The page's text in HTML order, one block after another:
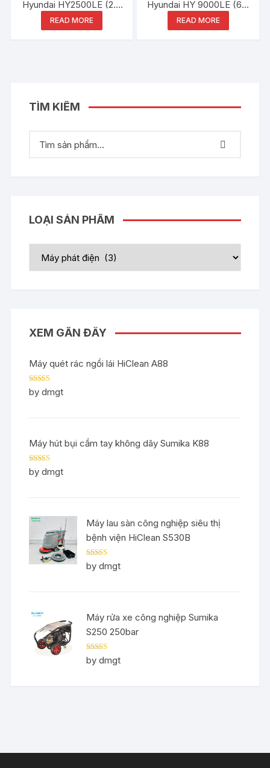
Hyundai HY2500LE (2.0
– 2.2kW)
READ MORE
Hyundai HY 9000LE (6.0
– 6.5kW)
READ MORE
TÌM KIẾM
LOẠI SẢN PHẨM
XEM GẦN ĐÂY
Máy quét rác ngồi lái HiClean A88
Rated5out
of 5
by dmgt
Máy hút bụi cầm tay không dây Sumika K88
Rated5out
of 5
by dmgt
Máy lau sàn công nghiệp siêu thị
bệnh viện HiClean S530B
Rated5out
of 5
by dmgt
Máy rửa xe công nghiệp Sumika
S250 250bar
Rated5out
of 5
by dmgt